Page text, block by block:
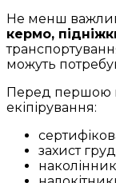
Не менш
кермо,
можуть
Перед першою
екіпірування:
захист